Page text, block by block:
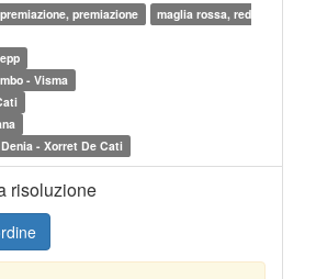
premiazione
maglia rossa, red
- Visma
Denia - Xorret De Cati
risoluzione